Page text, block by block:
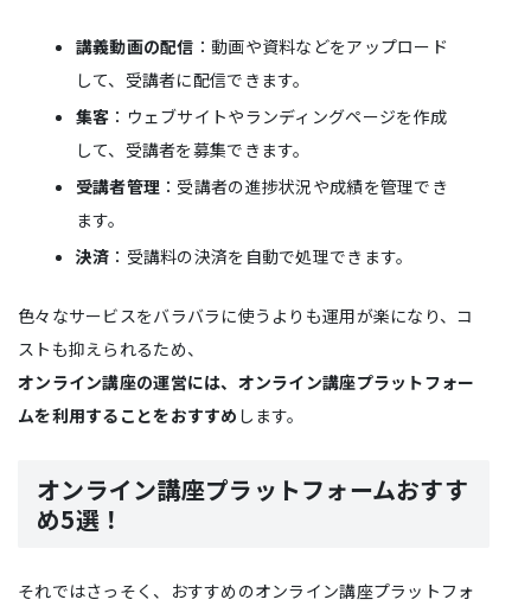
講義動画の配信 ：動画や資料などをアップロード
して、受講者に配信できます。
集客 ：ウェブサイトやランディングページを作成
して、受講者を募集できます。
受講者管理 ：受講者の進捗状況や成績を管理でき
ます。
決済 ：受講料の決済を自動で処理できます。
色々なサービスをバラバラに使うよりも運用が楽になり、コ
ストも抑えられるため、
オンライン講座の運営には、オンライン講座プラットフォー
ムを利用することをおすすめ します。
オンライン講座プラットフォームおすす
め5選！
それではさっそく、おすすめのオンライン講座プラットフォ